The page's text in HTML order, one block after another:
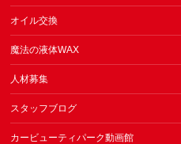
オイル交換
魔法の液体WAX
人材募集
スタッフブログ
カービューティパーク動画館